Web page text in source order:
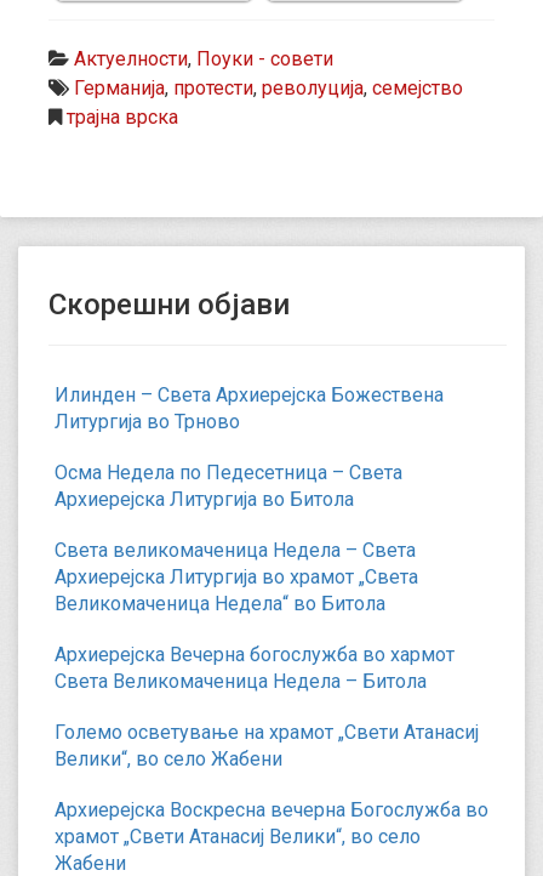
Актуелности, Поуки - совети
Германија, протести, револуција, семејство
трајна врска
Скорешни објави
Илинден – Света Архиерејска Божествена
Литургија во Трново
Осма Недела по Педесетница – Света
Архиерејска Литургија во Битола
Света великомаченица Недела – Света
Архиерејска Литургија во храмот „Света
Великомаченица Недела“ во Битола
Архиерејска Вечерна богослужба во хармот
Света Великомаченица Недела – Битола
Големо осветување на храмот „Свети Атанасиј
Велики“, во село Жабени
Архиерејска Воскресна вечерна Богослужба во
храмот „Свети Атанасиј Велики“, во село
Жабени